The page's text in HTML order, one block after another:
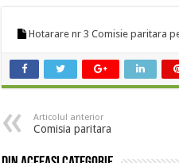
Hotarare nr 3 Comisie paritara
Articolul anterior
Comisia paritara